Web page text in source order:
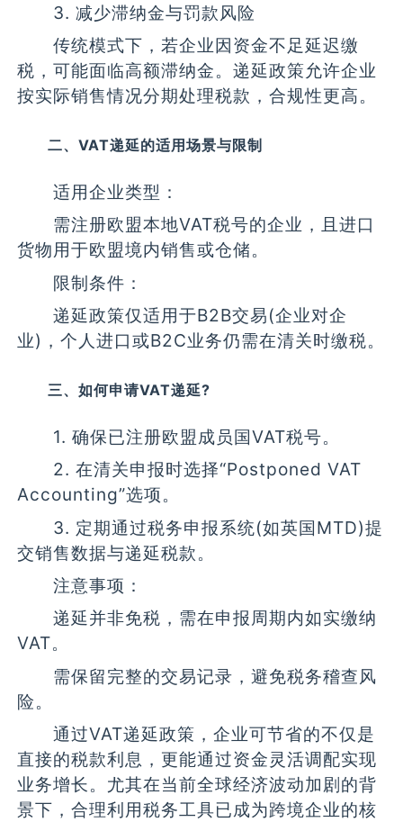
3. 减少滞纳金与罚款风险
传统模式下，若企业因资金不足延迟缴
税，可能面临高额滞纳金。递延政策允许企业
按实际销售情况分期处理税款，合规性更高。
二、VAT递延的适用场景与限制
适用企业类型：
需注册欧盟本地VAT税号的企业，且进口
货物用于欧盟境内销售或仓储。
限制条件：
递延政策仅适用于B2B交易(企业对企
业)，个人进口或B2C业务仍需在清关时缴税。
三、如何申请VAT递延?
1. 确保已注册欧盟成员国VAT税号。
2. 在清关申报时选择“Postponed VAT
Accounting”选项。
3. 定期通过税务申报系统(如英国MTD)提
交销售数据与递延税款。
注意事项：
递延并非免税，需在申报周期内如实缴纳
VAT。
需保留完整的交易记录，避免税务稽查风
险。
通过VAT递延政策，企业可节省的不仅是
直接的税款利息，更能通过资金灵活调配实现
业务增长。尤其在当前全球经济波动加剧的背
景下，合理利用税务工具已成为跨境企业的核